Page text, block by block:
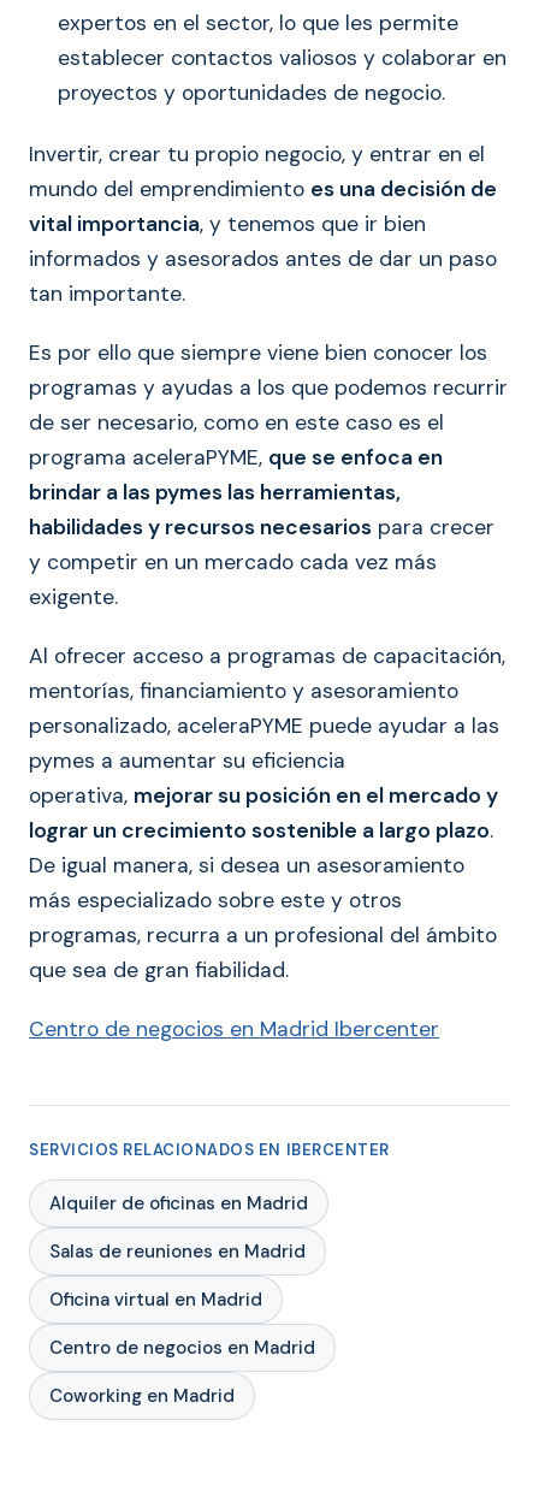
expertos en el sector, lo que les permite
establecer contactos valiosos y colaborar en
proyectos y oportunidades de negocio.
Invertir, crear tu propio negocio, y entrar en el
mundo del emprendimiento es una decisión de
vital importancia, y tenemos que ir bien
informados y asesorados antes de dar un paso
tan importante.
Es por ello que siempre viene bien conocer los
programas y ayudas a los que podemos recurrir
de ser necesario, como en este caso es el
programa aceleraPYME, que se enfoca en
brindar a las pymes las herramientas,
habilidades y recursos necesarios para crecer
y competir en un mercado cada vez más
exigente.
Al ofrecer acceso a programas de capacitación,
mentorías, financiamiento y asesoramiento
personalizado, aceleraPYME puede ayudar a las
pymes a aumentar su eficiencia
operativa, mejorar su posición en el mercado y
lograr un crecimiento sostenible a largo plazo.
De igual manera, si desea un asesoramiento
más especializado sobre este y otros
programas, recurra a un profesional del ámbito
que sea de gran fiabilidad.
Centro de negocios en Madrid Ibercenter
SERVICIOS RELACIONADOS EN IBERCENTER
Alquiler de oficinas en Madrid
Salas de reuniones en Madrid
Oficina virtual en Madrid
Centro de negocios en Madrid
Coworking en Madrid